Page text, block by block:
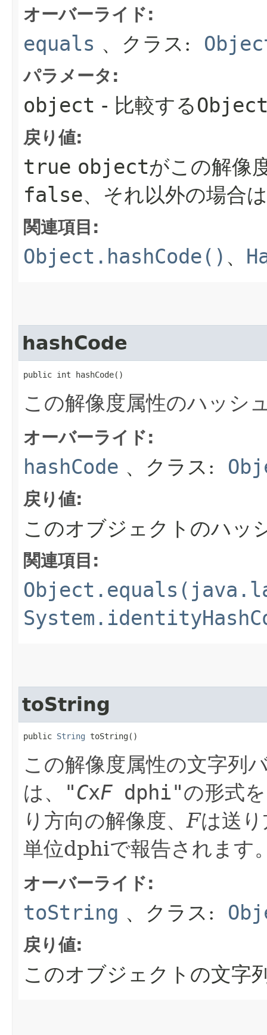
オーバーライド:
equals 、クラス:
パラメータ:
object - 比較する
戻り値:
true objectがこの解像
false、それ以外の場合は
関連項目:
Object.hashCode() 、
hashCode
public int hashCode()
この解像度属性のハッシ
オーバーライド:
hashCode 、クラス:
戻り値:
このオブジェクトのハッ
関連項目:
toString
public String toString()
この解像度属性の文字列
は、
"CxFdphi"の形式
り方向の解像度、Fは送
単位dphiで報告されます
オーバーライド:
toString 、クラス:
戻り値:
このオブジェクトの文字